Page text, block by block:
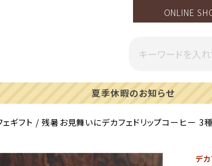
ONLINE
一部地域への配送遅延のご案内
ギフト 残暑お見舞いにデカフェドリップコーヒー 3
デ